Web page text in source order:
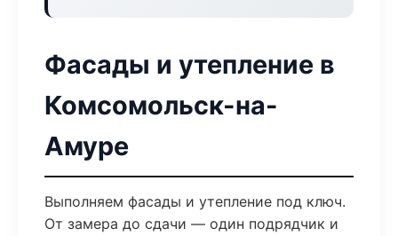
Фасады и утепление в
Комсомольск-на-
Амуре
Выполняем фасады и утепление под ключ.
От замера до сдачи — один подрядчик и